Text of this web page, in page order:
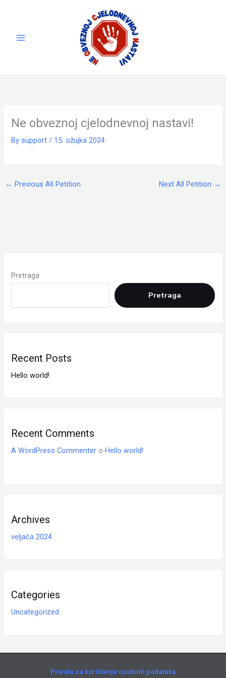
Ne obveznoj cjelodnevnoj nastavi!
By support/ 15. ožujka 2024.
← Previous All Petition Next All Petition →
Pretraga
Pretraga
Recent Posts
Hello world!
Recent Comments
A WordPress Commenter oHello world!
Archives
veljača 2024
Categories
Uncategorized
Privola za korištenje osobnih podataka